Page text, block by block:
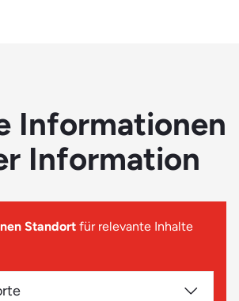
Informationen
Information
Standort für relevante Inhalte